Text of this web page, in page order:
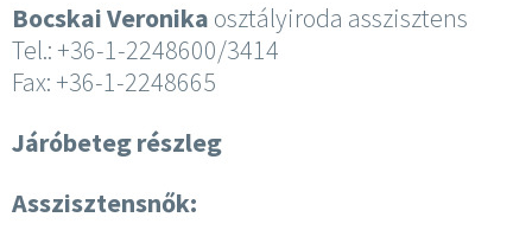
Bocskai Veronika osztályiroda asszisztens
Tel.: +36-1-2248600/3414
Fax: +36-1-2248665
Járóbeteg részleg
Asszisztensnők: